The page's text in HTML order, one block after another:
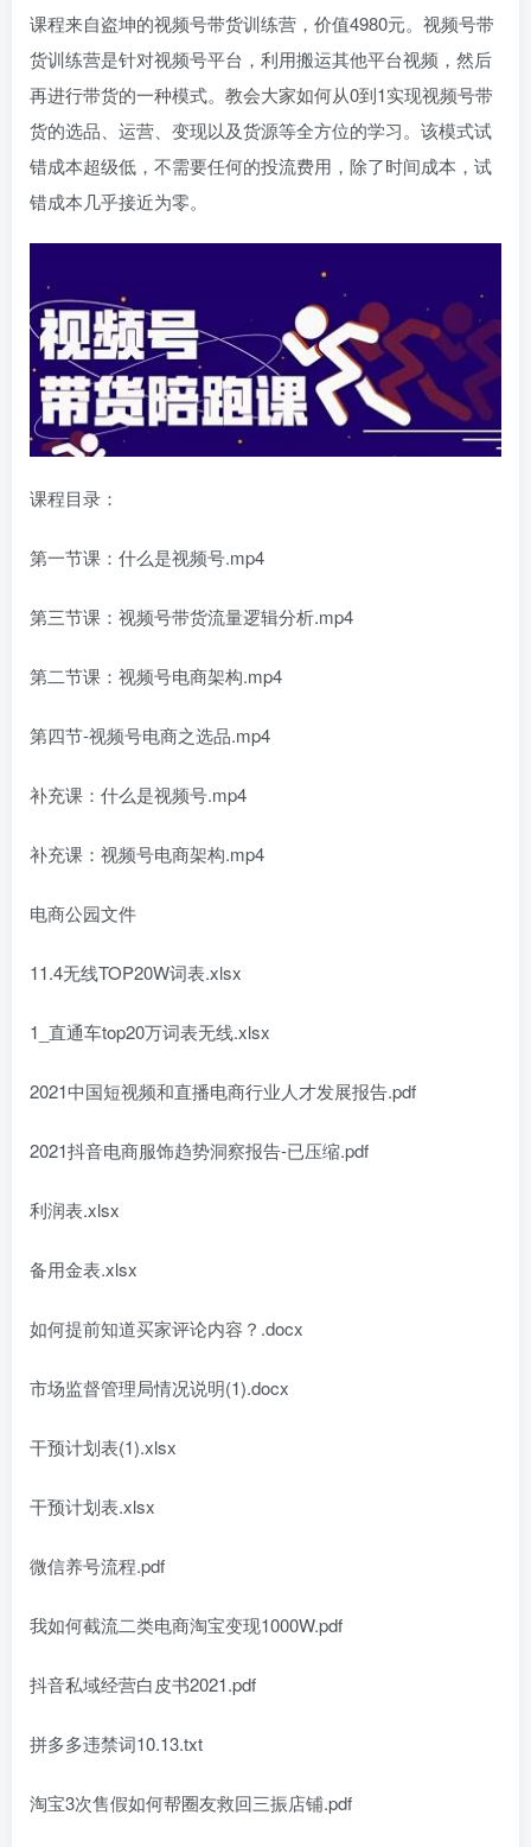
课程来自盗坤的视频号带货训练营，价值4980元。视频号带
货训练营是针对视频号平台，利用搬运其他平台视频，然后
再进行带货的一种模式。教会大家如何从0到1实现视频号带
货的选品、运营、变现以及货源等全方位的学习。该模式试
错成本超级低，不需要任何的投流费用，除了时间成本，试
错成本几乎接近为零。
课程目录：
第一节课：什么是视频号.mp4
第三节课：视频号带货流量逻辑分析.mp4
第二节课：视频号电商架构.mp4
第四节-视频号电商之选品.mp4
补充课：什么是视频号.mp4
补充课：视频号电商架构.mp4
电商公园文件
11.4无线TOP20W词表.xlsx
1_直通车top20万词表无线.xlsx
2021中国短视频和直播电商行业人才发展报告.pdf
2021抖音电商服饰趋势洞察报告-已压缩.pdf
利润表.xlsx
备用金表.xlsx
如何提前知道买家评论内容？.docx
市场监督管理局情况说明(1).docx
干预计划表(1).xlsx
干预计划表.xlsx
微信养号流程.pdf
我如何截流二类电商淘宝变现1000W.pdf
抖音私域经营白皮书2021.pdf
拼多多违禁词10.13.txt
淘宝3次售假如何帮圈友救回三振店铺.pdf